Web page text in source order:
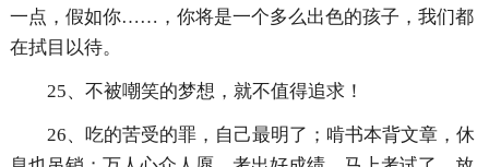
一点，假如你……，你将是一个多么出色的孩子，我们都
在拭目以待。
25、不被嘲笑的梦想，就不值得追求！
26、吃的苦受的罪，自己最明了；啃书本背文章，休